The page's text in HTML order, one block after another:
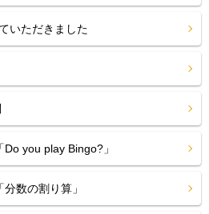
いただきました
Do you play Bingo?」
数の割り算」